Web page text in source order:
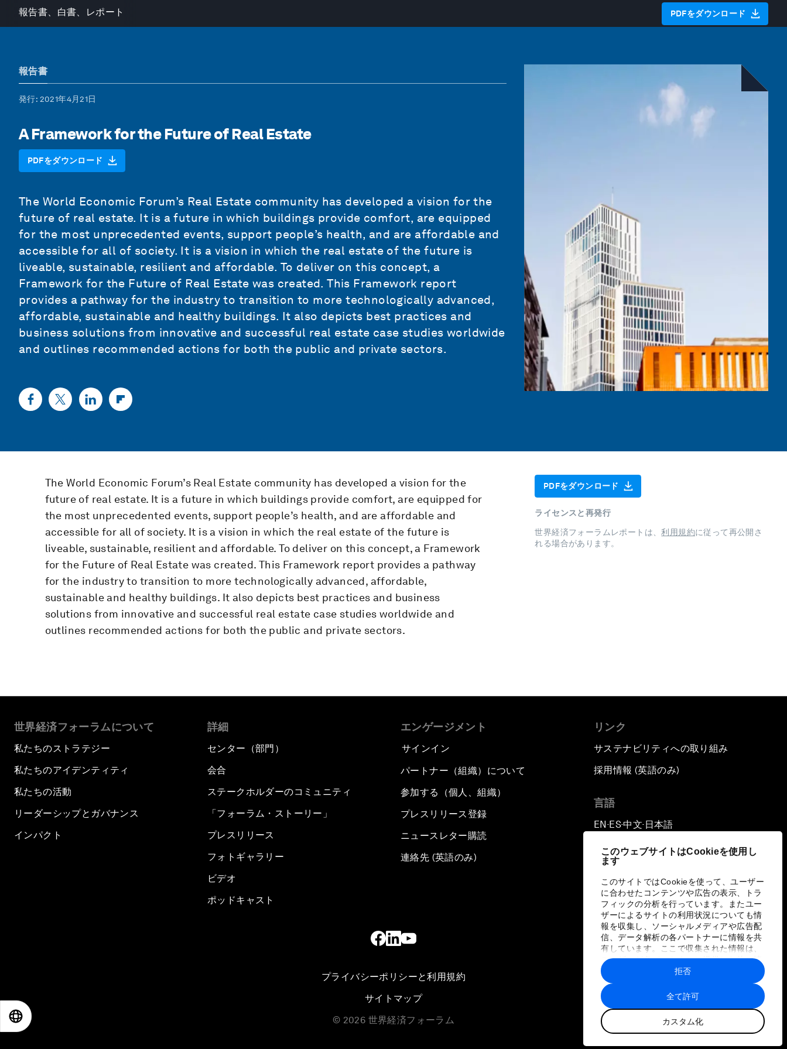
このウェブサイトはCookieを使用し
ます
このサイトではCookieを使って、ユーザー
に合わせたコンテンツや広告の表示、トラ
フィックの分析を行っています。またユー
ザーによるサイトの利用状況についても情
報を収集し、ソーシャルメディアや広告配
信、データ解析の各パートナーに情報を共
有しています。ここで収集された情報は、
ユーザーが各パートナーに提供した他の情
報や各パートナーのサービスを使用した際
に収集された情報と組み合わされ、各パー
トナーによって使用されることがありま
す。
全て許可
カスタム化
拒否
報告書、白書、レポート PDFをダウンロード
報告書
発行: 2021年4月21日
A Framework for the Future of Real Estate
PDFをダウンロード
The World Economic Forum’s Real Estate community has developed a vision for the
future of real estate. It is a future in which buildings provide comfort, are equipped
for the most unprecedented events, support people’s health, and are affordable and
accessible for all of society. It is a vision in which the real estate of the future is
liveable, sustainable, resilient and affordable. To deliver on this concept, a
Framework for the Future of Real Estate was created. This Framework report
provides a pathway for the industry to transition to more technologically advanced,
affordable, sustainable and healthy buildings. It also depicts best practices and
business solutions from innovative and successful real estate case studies worldwide
and outlines recommended actions for both the public and private sectors.
The World Economic Forum’s Real Estate community has developed a vision for the
future of real estate. It is a future in which buildings provide comfort, are equipped for
the most unprecedented events, support people’s health, and are affordable and
accessible for all of society. It is a vision in which the real estate of the future is
liveable, sustainable, resilient and affordable. To deliver on this concept, a Framework
for the Future of Real Estate was created. This Framework report provides a pathway
for the industry to transition to more technologically advanced, affordable,
sustainable and healthy buildings. It also depicts best practices and business
solutions from innovative and successful real estate case studies worldwide and
outlines recommended actions for both the public and private sectors.
PDFをダウンロード
ライセンスと再発行
世界経済フォーラムレポートは、利用規約に従って再公開さ
れる場合があります。
世界経済フォーラムについて
私たちのストラテジー
私たちのアイデンティティ
私たちの活動
リーダーシップとガバナンス
インパクト
詳細
センター（部門）
会合
ステークホルダーのコミュニティ
「フォーラム・ストーリー」
プレスリリース
フォトギャラリー
ビデオ
ポッドキャスト
エンゲージメント
サインイン
パートナー（組織）について
参加する（個人、組織）
プレスリリース登録
ニュースレター購読
連絡先 (英語のみ)
リンク
サステナビリティへの取り組み
採用情報 (英語のみ)
言語
EN ▪ES▪中文▪ 日本語
プライバシーポリシーと利用規約
サイトマップ
© 2026 世界経済フォーラム